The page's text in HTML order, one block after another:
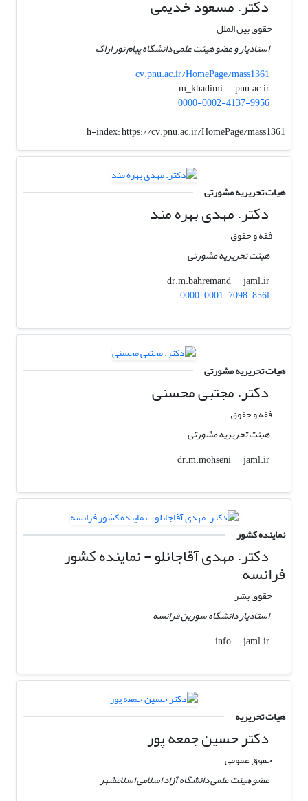
دکتر. مسعود خدیمی
حقوق بین الملل
استادیار و عضو هیئت علمی دانشگاه پیام نور اراک
cv.pnu.ac.ir/HomePage/mass1361
m_khadimi
pnu.ac.ir
0000-0002-4137-9956
h-index:https://cv.pnu.ac.ir/HomePage/mass1361
هیات تحریریه مشورتی
دکتر. مهدی بهره مند
فقه و حقوق
هیئت تحریریه مشورتی
dr.m.bahremand
jaml.ir
0000-0001-7098-856l
هیات تحریریه مشورتی
دکتر. مجتبی محسنی
فقه و حقوق
هیئت تحریریه مشورتی
dr.m.mohseni
jaml.ir
نماینده کشور
دکتر. مهدی آقاجانلو - نماینده کشور
فرانسه
حقوق بشر
استادیار دانشگاه سوربن فرانسه
info
jaml.ir
هیات تحریریه
دکتر حسین جمعه پور
حقوق عمومی
عضو هیئت علمی دانشگاه آزاد اسلامی اسلامشهر